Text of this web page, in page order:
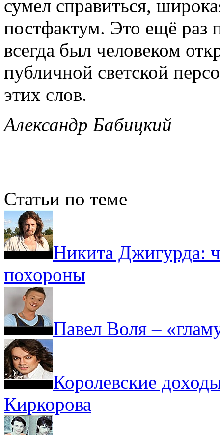
сумел справиться,
постфактум. Это ещё раз
всегда был человеком
публичной светской
этих слов.
Александр Бабицкий
Статьи по теме
Никита Джигурда:
похороны
Павел Воля –
Королевские
Киркорова